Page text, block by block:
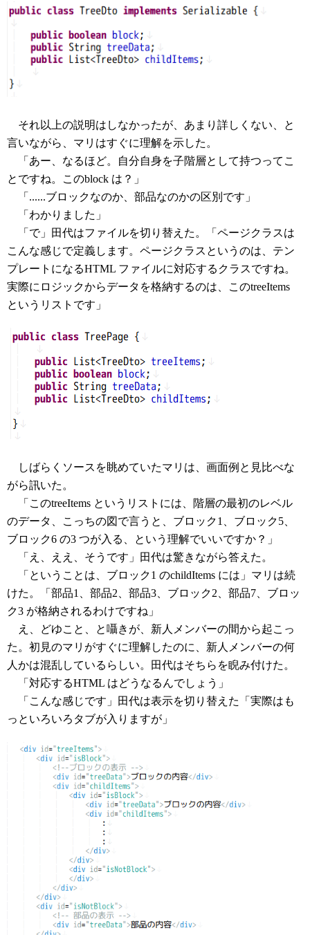
それ以上の説明はしなかったが、あまり詳しくない、と
言いながら、マリはすぐに理解を示した。
「あー、なるほど。自分自身を子階層として持つってこ
とですね。このblock は？」
「......ブロックなのか、部品なのかの区別です」
「わかりました」
「で」田代はファイルを切り替えた。「ページクラスは
こんな感じで定義します。ページクラスというのは、テン
プレートになるHTML ファイルに対応するクラスですね。
実際にロジックからデータを格納するのは、このtreeItems
というリストです」
しばらくソースを眺めていたマリは、画面例と見比べな
がら訊いた。
「このtreeItems というリストには、階層の最初のレベル
のデータ、こっちの図で言うと、ブロック1、ブロック5、
ブロック6 の3 つが入る、という理解でいいですか？」
「え、ええ、そうです」田代は驚きながら答えた。
「ということは、ブロック1 のchildItems には」マリは続
けた。「部品1、部品2、部品3、ブロック2、部品7、ブロッ
ク3 が格納されるわけですね」
え、どゆこと、と囁きが、新人メンバーの間から起こっ
た。初見のマリがすぐに理解したのに、新人メンバーの何
人かは混乱しているらしい。田代はそちらを睨み付けた。
「対応するHTML はどうなるんでしょう」
「こんな感じです」田代は表示を切り替えた「実際はも
っといろいろタブが入りますが」